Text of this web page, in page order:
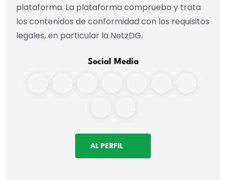
plataforma. La plataforma comprueba y trata
los contenidos de conformidad con los requisitos
legales, en particular la NetzDG.
Social Media
AL PERFIL